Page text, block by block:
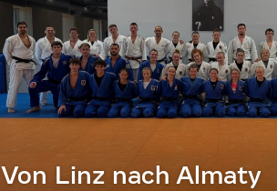
Von Linz nach Almaty